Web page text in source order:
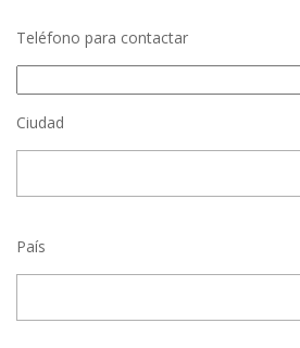
Teléfono para contactar
Ciudad
País